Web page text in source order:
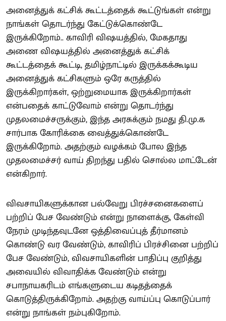
அனைத்துக் கட்சிக் கூட்டத்தைக் கூட்டுங்கள் என்று
நாங்கள் தொடர்ந்து கேட்டுக்கொண்டே
இருக்கிறோம்.. காவிரி விஷயத்தில், மேகதாது
அணை விஷயத்தில் அனைத்துக் கட்சிக்
கூட்டத்தைக் கூட்டி, தமிழ்நாட்டில் இருக்கக்கூடிய
அனைத்துக் கட்சிகளும் ஒரே கருத்தில்
இருக்கிறார்கள், ஒற்றுமையாக இருக்கிறார்கள்
என்பதைக் காட்டுவோம் என்று தொடர்ந்து
முதலமைச்சருக்கும், இந்த அரசுக்கும் நமது தி.மு.க
சார்பாக கோரிக்கை வைத்துக்கொண்டே
இருக்கிறோம். அதற்கும் வழக்கம் போல இந்த
முதலமைச்சர் வாய் திறந்து பதில் சொல்ல மாட்டேன்
என்கிறார்.
விவசாயிகளுக்கான பல்வேறு பிரச்சனைகளைப்
பற்றிப் பேச வேண்டும் என்று நாளைக்கு, கேள்வி
நேரம் முடிந்தவுடனே ஒத்திவைப்புத் தீர்மானம்
கொண்டு வர வேண்டும், காவிரிப் பிரச்சினை பற்றிப்
பேச வேண்டும், விவசாயிகளின் பாதிப்பு குறித்து
அவையில் விவாதிக்க வேண்டும் என்று
சபாநாயகரிடம் எங்களுடைய கடிதத்தைக்
கொடுத்திருக்கிறோம். அதற்கு வாய்ப்பு கொடுப்பார்
என்று நாங்கள் நம்புகிறோம்.